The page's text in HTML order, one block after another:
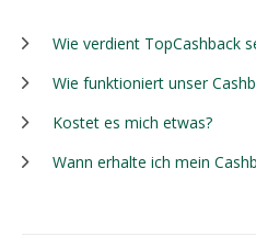
Wie verdient TopCashback
Wie funktioniert unser
Kostet es mich etwas?
Wann erhalte ich mein